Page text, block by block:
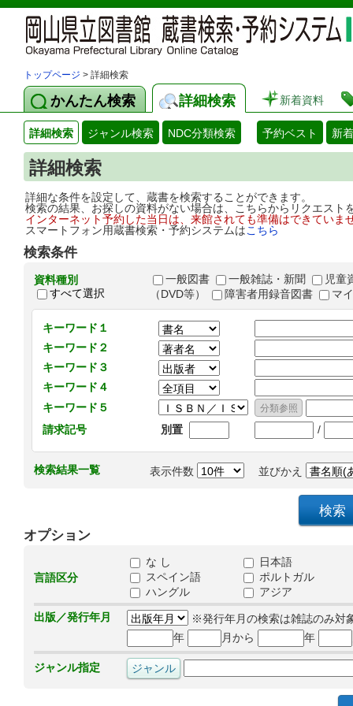
トップページ > 詳細検索
かんたん検索 詳細検索 新着資料
詳細検索 ジャンル検索 NDC分類検索 予約ベスト 新
詳細検索
詳細な条件を設定して、蔵書を検索することができます。
検索の結果、お探しの資料がない場合は、こちらからリクエス
インターネット予約した当日は、来館されても準備はできてい
スマートフォン用蔵書検索・予約システムはこちら
検索条件
資料種別
すべて選択
一般図書 一般雑誌・新聞
児童
（DVD等）
障害者用録音図書 マ
キーワード１
キーワード２
キーワード３
キーワード４
キーワード５
請求記号
別置 /
検索結果一覧 表示件数 並びかえ
オプション
言語区分
な し
日本語
スペイン語
ポルトガル
ハングル
アジア
出版／発行年月
※発行年月の検索は雑誌のみ対
年
月から 年
ジャンル指定